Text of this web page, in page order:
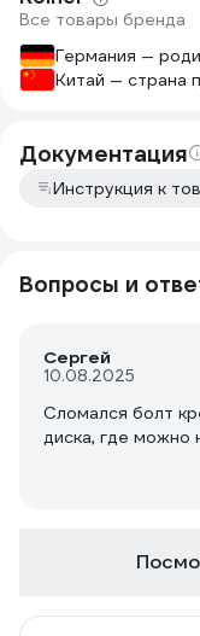
Все товары бренда
Германия —
Китай — страна
Документация
Инструкция к
Вопросы и
Сергей
10.08.2025
Сломался болт
диска, где можно